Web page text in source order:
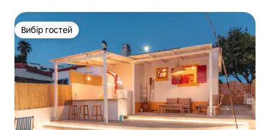
Вибір гостей
Вибір гостей